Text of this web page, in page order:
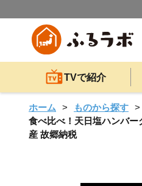
TVで紹介
ホーム ものから探す
食べ比べ！天日塩ハンバ
産 故郷納税